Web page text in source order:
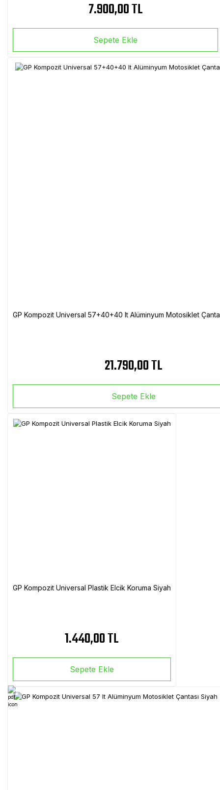
7.900,00 TL
Sepete Ekle
GP Kompozit Universal 57+40+40 lt Alüminyum Motosiklet
21.790,00 TL
Sepete Ekle
GP Kompozit Universal Plastik Elcik Koruma Siyah
1.440,00 TL
Sepete Ekle